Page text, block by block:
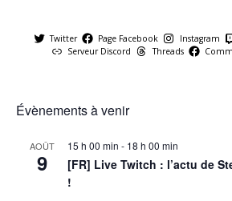
Twitter Page Facebook Instagram
Serveur Discord
Threads
Évènements à venir
AOÛT
9
15 h 00 min - 18 h 00 min
[FR] Live Twitch : l’actu de
!